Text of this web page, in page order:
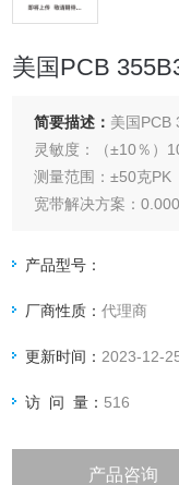
美国PCB
简要描述： 美国PCB
灵敏度：（±10％）
测量范围：±50克PK
宽带解决方案：
安装：通孔
产品型号：
厂商性质：代理商
更新时间： 2023-12-
访 问 量： 516
产品咨询